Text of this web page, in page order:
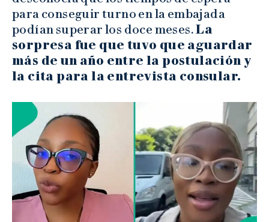
para conseguir turno en la embajada
podían superar los doce meses.La
sorpresa fue que tuvo que aguardar
más de un año entre la postulación y
la cita para la entrevista consular.